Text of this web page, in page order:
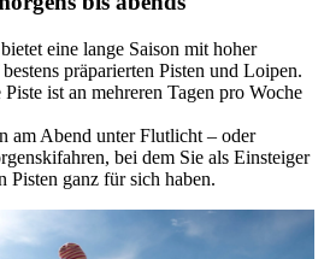
eine lange Saison mit hoher
präparierten Pisten und Loipen.
ist an mehreren Tagen pro Woche
am Abend unter Flutlicht – oder
bei dem Sie als Einsteiger
Pisten ganz für sich haben.